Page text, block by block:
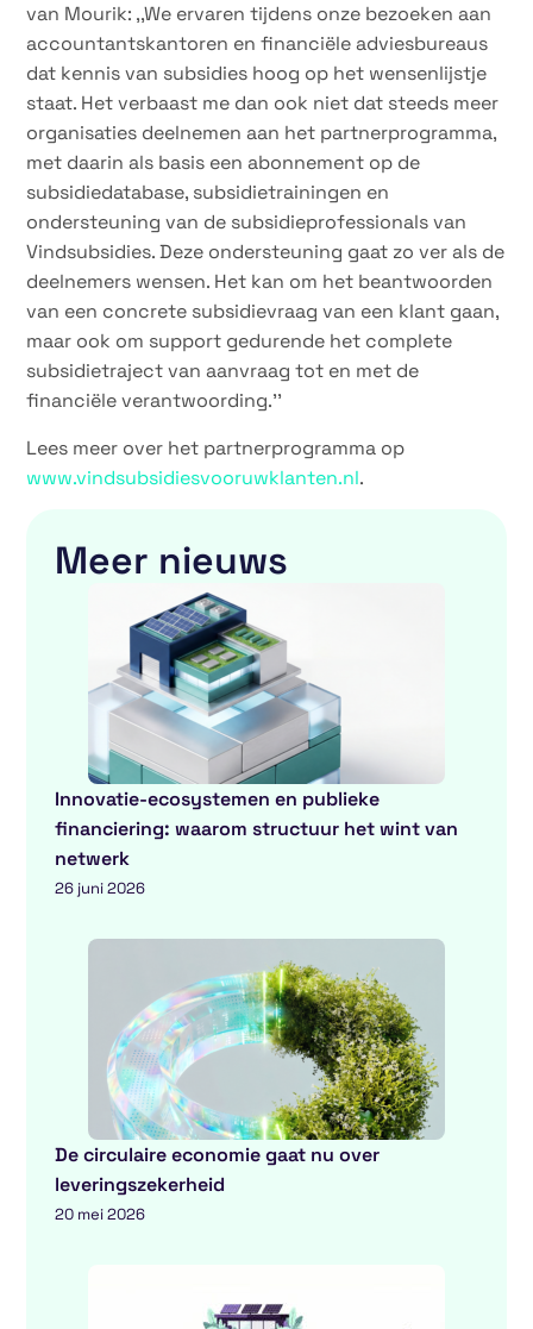
van Mourik: ,,We ervaren tijdens onze bezoeken aan
accountantskantoren en financiële adviesbureaus
dat kennis van subsidies hoog op het wensenlijstje
staat. Het verbaast me dan ook niet dat steeds meer
organisaties deelnemen aan het partnerprogramma,
met daarin als basis een abonnement op de
subsidiedatabase, subsidietrainingen en
ondersteuning van de subsidieprofessionals van
Vindsubsidies. Deze ondersteuning gaat zo ver als de
deelnemers wensen. Het kan om het beantwoorden
van een concrete subsidievraag van een klant gaan,
maar ook om support gedurende het complete
subsidietraject van aanvraag tot en met de
financiële verantwoording.’’
Lees meer over het partnerprogramma op
www.vindsubsidiesvooruwklanten.nl.
Meer nieuws
Innovatie-ecosystemen en publieke
financiering: waarom structuur het wint van
netwerk
26 juni 2026
De circulaire economie gaat nu over
leveringszekerheid
20 mei 2026